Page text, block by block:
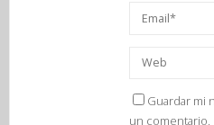
Guardar mi
un comentario.